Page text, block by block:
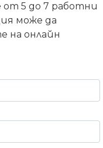
от 5 до 7 работни
може да
на онлайн